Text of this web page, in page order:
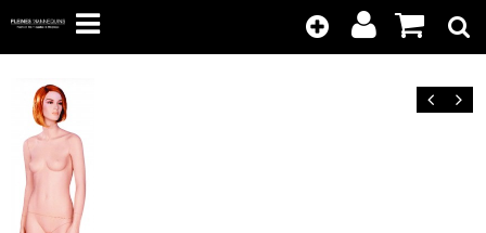
Kunden-
Login
anzeigen
ZurückVor